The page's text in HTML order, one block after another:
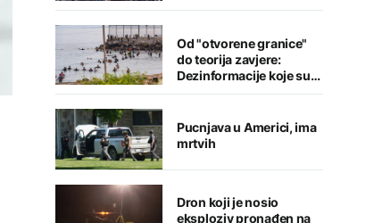
Od "otvorene granice"
do teorija zavjere:
Dezinformacije koje su
pratile krizu u Seuti
Pucnjava u Americi, ima
mrtvih
Dron koji je nosio
eksploziv pronađen na